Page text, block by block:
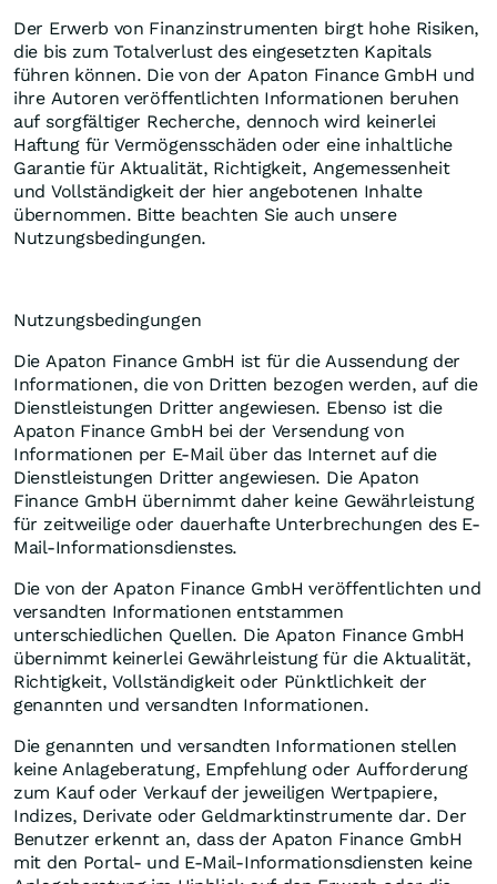
Der Erwerb von Finanzinstrumenten birgt hohe Risiken,
die bis zum Totalverlust des eingesetzten Kapitals
führen können. Die von der Apaton Finance GmbH und
ihre Autoren veröffentlichten Informationen beruhen
auf sorgfältiger Recherche, dennoch wird keinerlei
Haftung für Vermögensschäden oder eine inhaltliche
Garantie für Aktualität, Richtigkeit, Angemessenheit
und Vollständigkeit der hier angebotenen Inhalte
übernommen. Bitte beachten Sie auch unsere
Nutzungsbedingungen.
Nutzungsbedingungen
Die Apaton Finance GmbH ist für die Aussendung der
Informationen, die von Dritten bezogen werden, auf die
Dienstleistungen Dritter angewiesen. Ebenso ist die
Apaton Finance GmbH bei der Versendung von
Informationen per E-Mail über das Internet auf die
Dienstleistungen Dritter angewiesen. Die Apaton
Finance GmbH übernimmt daher keine Gewährleistung
für zeitweilige oder dauerhafte Unterbrechungen des E-
Mail-Informationsdienstes.
Die von der Apaton Finance GmbH veröffentlichten und
versandten Informationen entstammen
unterschiedlichen Quellen. Die Apaton Finance GmbH
übernimmt keinerlei Gewährleistung für die Aktualität,
Richtigkeit, Vollständigkeit oder Pünktlichkeit der
genannten und versandten Informationen.
Die genannten und versandten Informationen stellen
keine Anlageberatung, Empfehlung oder Aufforderung
zum Kauf oder Verkauf der jeweiligen Wertpapiere,
Indizes, Derivate oder Geldmarktinstrumente dar. Der
Benutzer erkennt an, dass der Apaton Finance GmbH
mit den Portal- und E-Mail-Informationsdiensten keine